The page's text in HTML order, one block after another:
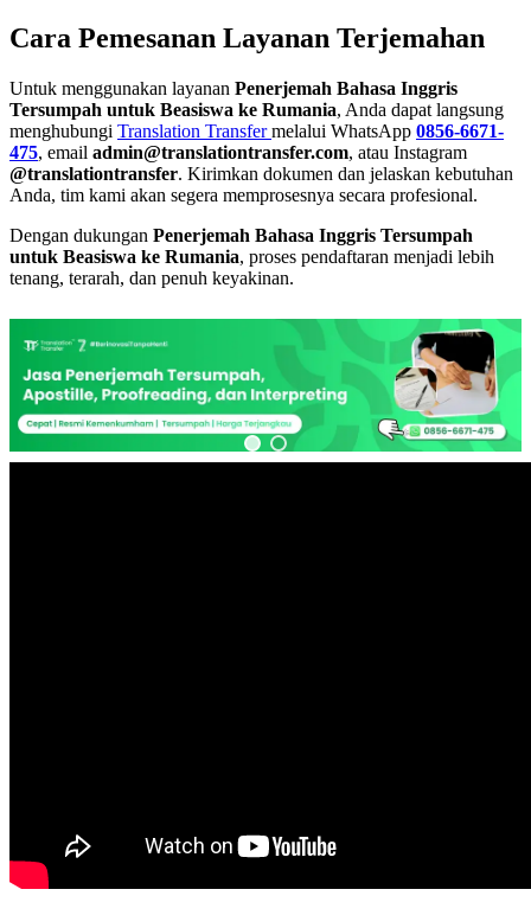
Cara Pemesanan Layanan Terjemahan
Untuk menggunakan layanan Penerjemah Bahasa Inggris
Tersumpah untuk Beasiswa ke Rumania, Anda dapat langsung
menghubungi Translation Transfermelalui WhatsApp 0856-6671-
475, email admin@translationtransfer.com, atau Instagram
@translationtransfer. Kirimkan dokumen dan jelaskan kebutuhan
Anda, tim kami akan segera memprosesnya secara profesional.
Dengan dukungan Penerjemah Bahasa Inggris Tersumpah
untuk Beasiswa ke Rumania, proses pendaftaran menjadi lebih
tenang, terarah, dan penuh keyakinan.